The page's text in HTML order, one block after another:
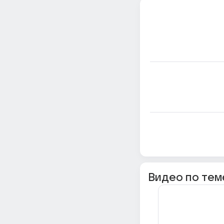
Видео по